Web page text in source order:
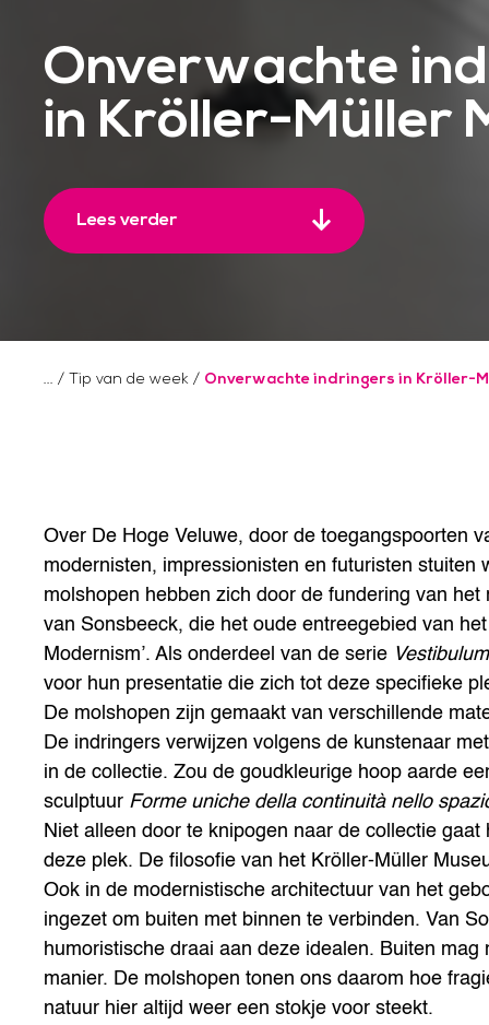
Onverwachte
in Kröller-Müller
Lees verder
/ Tip van de week / Onverwachte indringers in Kröller-
Over De Hoge Veluwe, door de toegangspoorten
modernisten, impressionisten en futuristen
molshopen hebben zich door de fundering van
van Sonsbeeck, die het oude entreegebied van
Modernism’. Als onderdeel van de serie Vestibulum
voor hun presentatie die zich tot deze specifieke
De molshopen zijn gemaakt van verschillende
De indringers verwijzen volgens de kunstenaar
in de collectie. Zou de goudkleurige hoop aarde
sculptuur Forme uniche della continuità nello
Niet alleen door te knipogen naar de collectie
deze plek. De filosofie van het Kröller-Müller
Ook in de modernistische architectuur van het
ingezet om buiten met binnen te verbinden. Van
humoristische draai aan deze idealen. Buiten
manier. De molshopen tonen ons daarom hoe
natuur hier altijd weer een stokje voor steekt.